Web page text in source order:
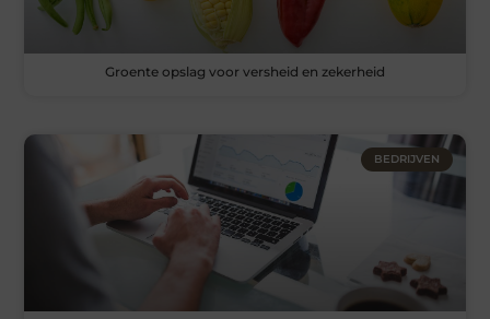
Groente opslag voor versheid en zekerheid
BEDRIJVEN